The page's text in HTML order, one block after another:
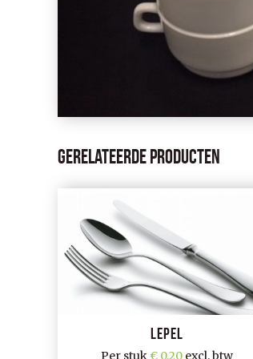
Gerelateerde producten
Lepel
Per stuk 0,20 excl. btw